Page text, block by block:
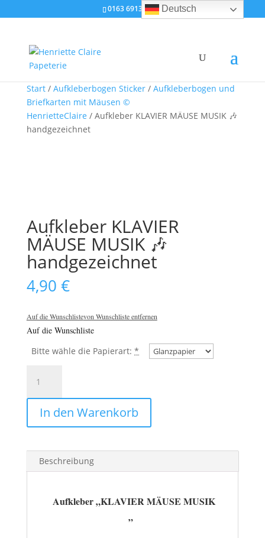
0163 6913888
Start/ Aufkleberbogen Sticker/ Aufkleberbogen und
Briefkarten mit Mäusen ©
HenrietteClaire / Aufkleber KLAVIER MÄUSE MUSIK 🎶
handgezeichnet
Aufkleber KLAVIER
MÄUSE MUSIK 🎶
handgezeichnet
4,90 €
Auf die Wunschlistevon Wunschliste entfernen
Auf die Wunschliste
Bitte wähle die Papierart: *
KLAVIER
MÄUSE
MUSIK
🎶
Menge
In den Warenkorb
Beschreibung
Aufkleber „KLAVIER MÄUSE MUSIK
”
Angebot!
Deutsch